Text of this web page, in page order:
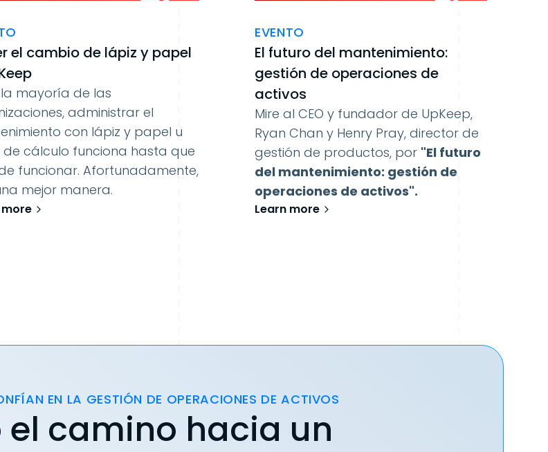
el cambio de lápiz y papel
mayoría de las
administrar el
con lápiz y papel u
de cálculo funciona hasta que
funcionar. Afortunadamente,
mejor manera.
EVENTO
El futuro del mantenimiento:
gestión de operaciones de
activos
Mire al CEO y fundador de UpKeep,
Ryan Chan y Henry Pray, director de
gestión de productos, por "El futuro
del mantenimiento: gestión de
operaciones de activos".
Learn more
EN LA GESTIÓN DE OPERACIONES DE ACTIVOS
el camino hacia un